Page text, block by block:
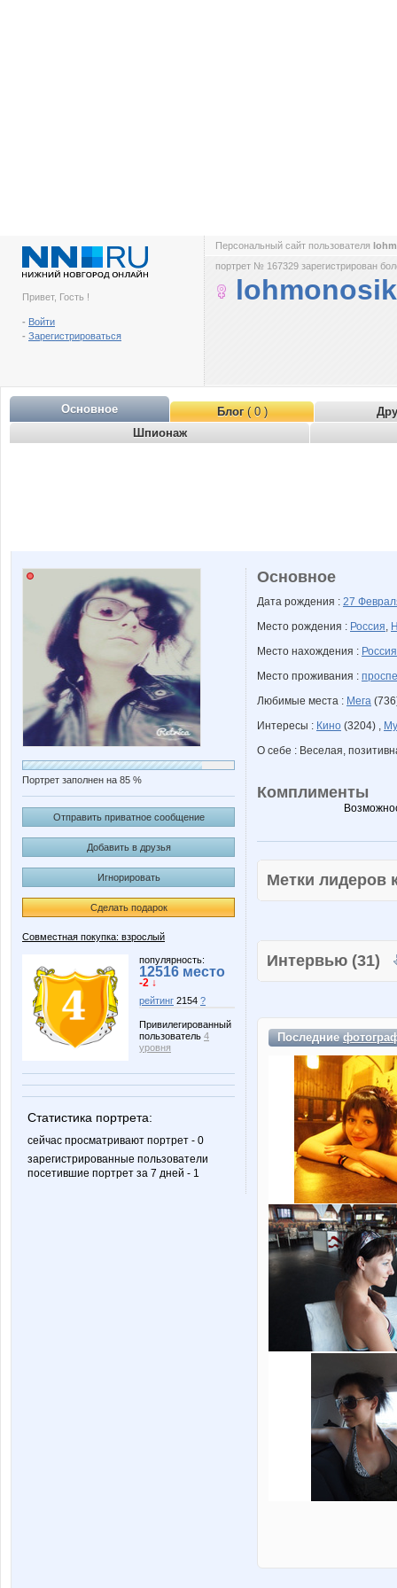
Привет, Гость !
- Войти
- Зарегистрироваться
Персональный сайт пользователя
портрет № 167329 зарегистрирован
lohmonosik
Основное Блог( 0 )
Шпионаж
Портрет заполнен на 85 %
Отправить приватное сообщение
Добавить в друзья
Игнорировать
Сделать подарок
Совместная покупка: взрослый
популярность:
12516 место
-2 ↓
рейтинг 2154 ?
Привилегированный
пользователь 4
уровня
Статистика портрета:
сейчас просматривают портрет - 0
зарегистрированные пользователи
посетившие портрет за 7 дней - 1
Основное
Дата рождения : 27
Место рождения : Россия,
Место нахождения : Россия
Место проживания :
Любимые места : Мега
Интересы : Кино (3204) ,
О себе : Веселая,
Комплименты
Метки
Интервью (31)
Последние